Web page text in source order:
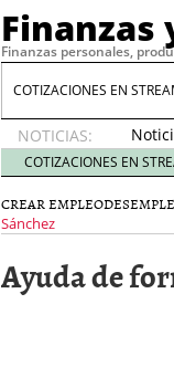
Finanzas
Finanzas personales,
COTIZACIONES EN
NOTICIAS:
de
por
las
COTIZACIONES EN
CREAR EMPLEO
Sánchez
Ayuda de